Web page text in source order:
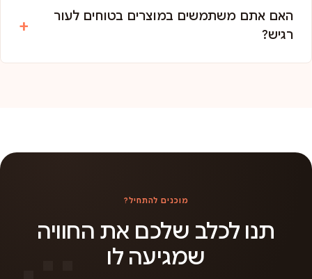
האם אתם משתמשים במוצרים בטוחים לעור
רגיש?
מוכנים להתחיל?
תנו לכלב שלכם את החוויה
שמגיעה לו